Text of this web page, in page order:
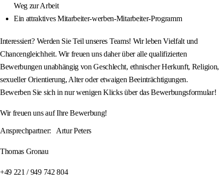
Weg zur Arbeit
Ein attraktives Mitarbeiter-werben-Mitarbeiter-Programm
Interessiert? Werden Sie Teil unseres Teams! Wir leben Vielfalt und
Chancengleichheit. Wir freuen uns daher über alle qualifizierten
Bewerbungen unabhängig von Geschlecht, ethnischer Herkunft, Religion,
sexueller Orientierung, Alter oder etwaigen Beeinträchtigungen.
Bewerben Sie sich in nur wenigen Klicks über das Bewerbungsformular!
Wir freuen uns auf Ihre Bewerbung!
Ansprechpartner: Artur Peters
Thomas Gronau
+49 221 / 949 742 804